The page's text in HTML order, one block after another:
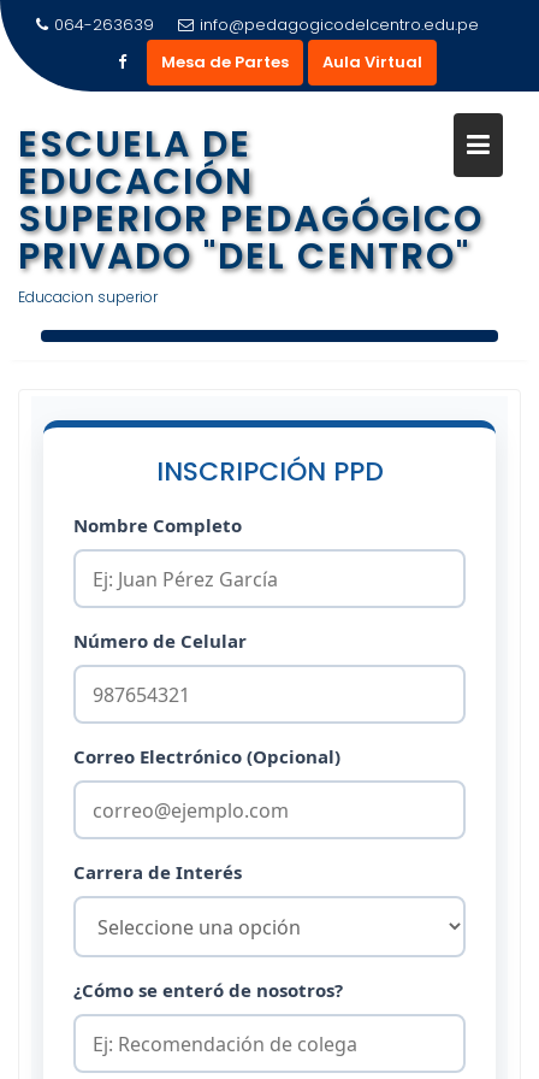
Saltar
al
contenido
064-263639
info@pedagogicodelcentro.edu.pe
Mesa de Partes
Aula Virtual
ESCUELA DE
EDUCACIÓN
SUPERIOR PEDAGÓGICO
PRIVADO "DEL CENTRO"
Educacion superior
INSCRIPCIÓN PPD
Nombre Completo
Número de Celular
Correo Electrónico (Opcional)
Carrera de Interés
¿Cómo se enteró de nosotros?